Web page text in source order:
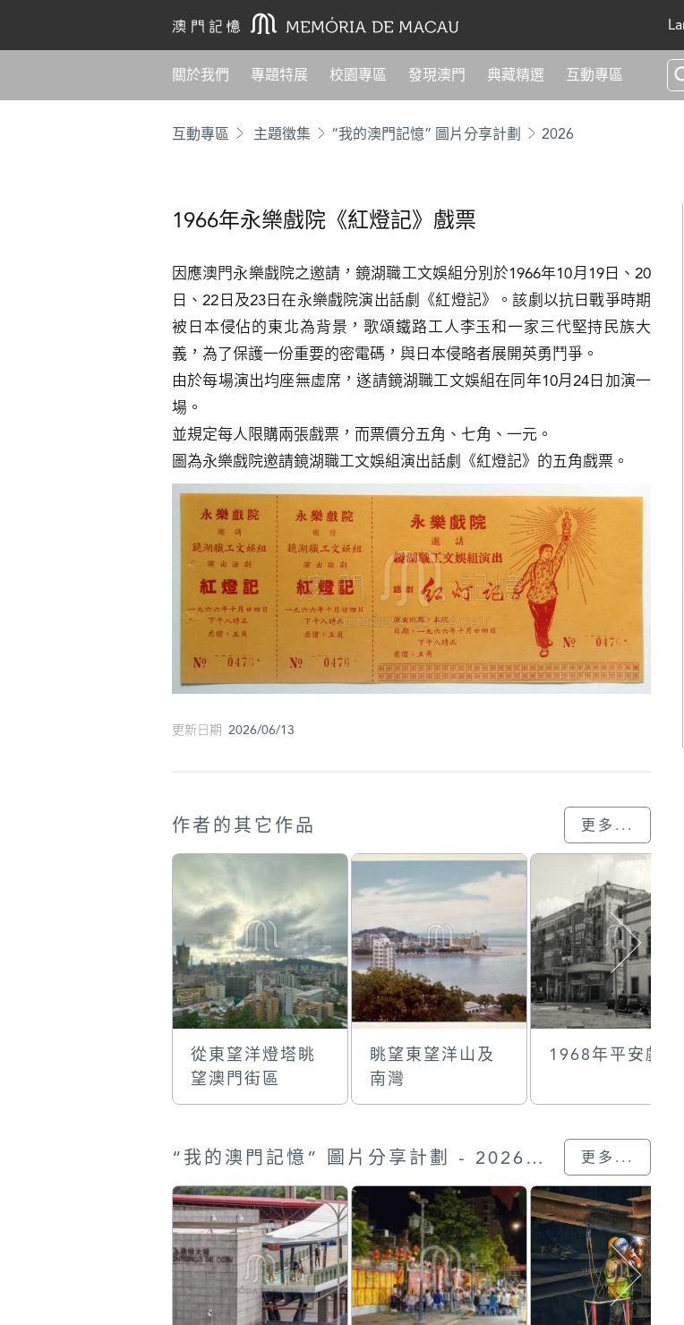
關於我們 專題特展 校園專區 發現澳門 典藏精選 互動專區
互動專區 主題徵集 “我的澳門記憶” 圖片分享計劃 2026
1966年永樂戲院《紅燈記》戲票
因應澳門永樂戲院之邀請，鏡湖職工文娛組分別於1966年10月19日、20
日、22日及23日在永樂戲院演出話劇《紅燈記》。該劇以抗日戰爭時期
被日本侵佔的東北為背景，歌頌鐵路工人李玉和一家三代堅持民族大
義，為了保護一份重要的密電碼，與日本侵略者展開英勇鬥爭。
由於每場演出均座無虛席，遂請鏡湖職工文娛組在同年10月24日加演一
場。
並規定每人限購兩張戲票，而票價分五角、七角、一元。
圖為永樂戲院邀請鏡湖職工文娛組演出話劇《紅燈記》的五角戲票。
更新日期 2026/06/13
作者的其它作品 更多...
從東望洋燈塔眺
望澳門街區
眺望東望洋山及
南灣
1968年平安戲院
“我的澳門記憶” 圖片分享計劃 - 2026的參與作品 更多...